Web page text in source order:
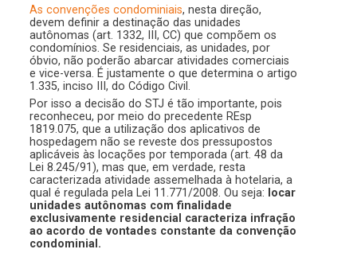
As convenções condominiais, nesta direção,
devem definir a destinação das unidades
autônomas (art. 1332, III, CC) que compõem os
condomínios. Se residenciais, as unidades, por
óbvio, não poderão abarcar atividades comerciais
e vice-versa. É justamente o que determina o artigo
1.335, inciso III, do Código Civil.
Por isso a decisão do STJ é tão importante, pois
reconheceu, por meio do precedente REsp
1819.075, que a utilização dos aplicativos de
hospedagem não se reveste dos pressupostos
aplicáveis às locações por temporada (art. 48 da
Lei 8.245/91), mas que, em verdade, resta
caracterizada atividade assemelhada à hotelaria, a
qual é regulada pela Lei 11.771/2008. Ou seja:
locar
unidades autônomas com finalidade
exclusivamente residencial caracteriza infração
ao acordo de vontades constante da convenção
condominial.